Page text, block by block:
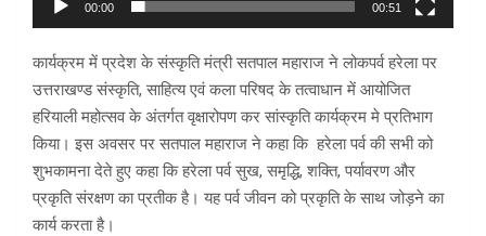
00:00 00:51
कार्यक्रम में प्रदेश के संस्कृति मंत्री सतपाल महाराज ने लोकपर्व हरेला पर
उत्तराखण्ड संस्कृति, साहित्य एवं कला परिषद के तत्वाधान में आयोजित
हरियाली महोत्सव के अंतर्गत वृक्षारोपण कर सांस्कृति कार्यक्रम मे प्रतिभाग
किया। इस अवसर पर सतपाल महाराज ने कहा कि हरेला पर्व की सभी को
शुभकामना देते हुए कहा कि हरेला पर्व सुख, समृद्धि, शक्ति, पर्यावरण और
प्रकृति संरक्षण का प्रतीक है। यह पर्व जीवन को प्रकृति के साथ जोड़ने का
कार्य करता है।